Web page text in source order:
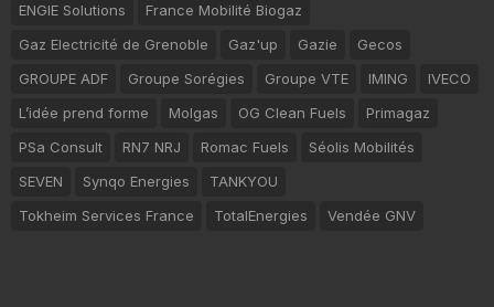
ENGIE Solutions
France Mobilité Biogaz
Gaz Electricité de Grenoble
Gaz'up Gazie
Gecos
GROUPE ADF
Groupe Sorégies Groupe VTE IMING
IVECO
L’idée prend forme
Molgas OG Clean Fuels
Primagaz
PSa Consult
RN7 NRJ Romac Fuels
Séolis Mobilités
SEVEN
Synqo Energies
TANKYOU
Tokheim Services France
TotalEnergies Vendée GNV